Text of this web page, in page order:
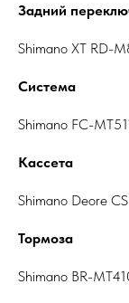
Задний
Shimano XT RD-
Система
Shimano FC-
Кассета
Shimano Deore
Тормоза
Shimano BR-